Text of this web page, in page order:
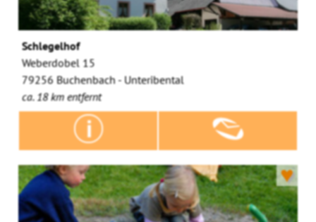
Schlegelhof
Weberdobel 15
79256 Buchenbach - Unteribental
ca. 18 km entfernt
♥